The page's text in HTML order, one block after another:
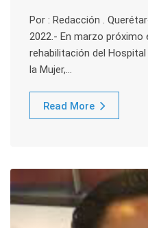
Por : Redacción .
2022.- En marzo
rehabilitación del
la Mujer,…
Read More